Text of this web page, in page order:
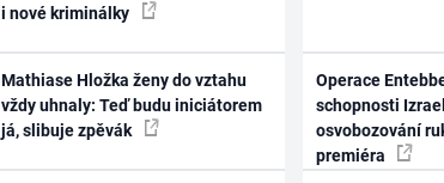
i nové kriminálky
Mathiase Hložka ženy do vztahu
vždy uhnaly: Teď budu iniciátorem
já, slibuje zpěvák
Operace
schopnosti
osvobozování
premiéra